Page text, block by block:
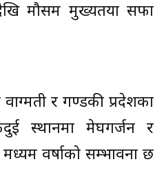
मौसम मुख्यतया सफा
र गण्डकी प्रदेशका
स्थानमा मेघगर्जन र
वर्षाको सम्भावना छ